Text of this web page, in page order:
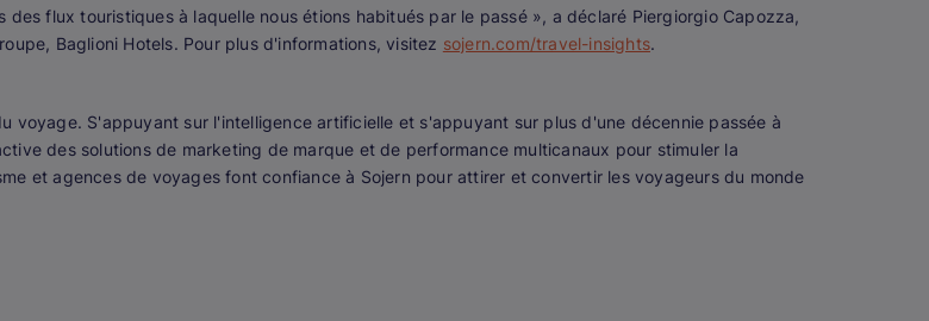
flux touristiques à laquelle nous étions habitués par le passé », a déclaré Piergiorgio Capozza,
Baglioni Hotels. Pour plus d'informations, visitez sojern.com/travel-insights.
voyage. S'appuyant sur l'intelligence artificielle et s'appuyant sur plus d'une décennie passée à
des solutions de marketing de marque et de performance multicanaux pour stimuler la
et agences de voyages font confiance à Sojern pour attirer et convertir les voyageurs du monde